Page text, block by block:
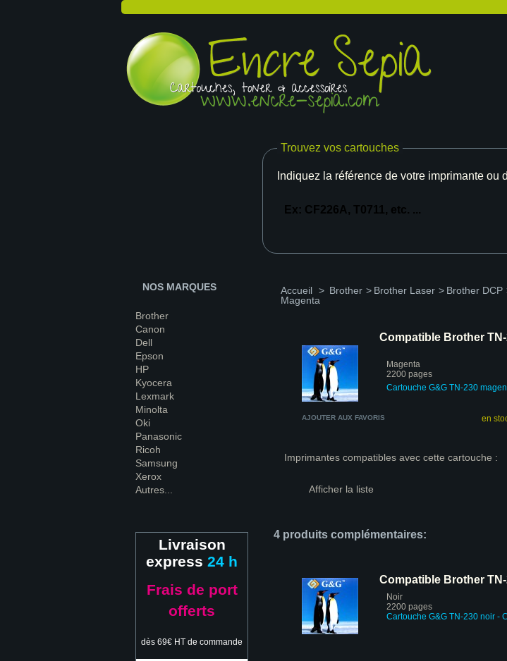
Trouvez vos cartouches
Indiquez la référence de votre imprimante ou
NOS MARQUES
Brother
Canon
Dell
Epson
HP
Kyocera
Lexmark
Minolta
Oki
Panasonic
Ricoh
Samsung
Xerox
Autres...
Livraison
express 24 h
Frais de port
offerts
dès 69€ HT de commande
Accueil > Brother > Brother Laser > Brother DCP
Magenta
Compatible Brother
Magenta
2200 pages
Cartouche G&G TN-230
AJOUTER AUX FAVORIS en
Imprimantes compatibles avec cette cartouche :
Afficher la liste
4 produits complémentaires:
Compatible Brother
Noir
2200 pages
Cartouche G&G TN-230 noir -